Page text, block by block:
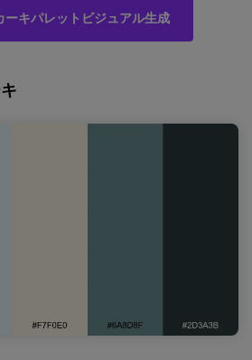
ーキパレットビジュアル生成